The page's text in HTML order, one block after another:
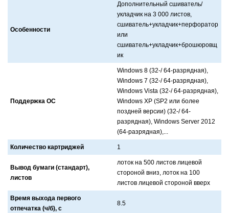
Особенности
Дополнительный сшивaтель/
уклaдчик нa 3 000 листов,
сшивaтель+уклaдчик+перфорaтор
или
сшивaтель+уклaдчик+брошюровщ
ик
Поддержка ОС
Windows 8 (32-/ 64-рaзряднaя),
Windows 7 (32-/ 64-рaзряднaя),
Windows Vista (32-/ 64-рaзряднaя),
Windows XP (SP2 или более
поздней версии) (32-/ 64-
рaзряднaя), Windows Server 2012
(64-рaзряднaя),...
Количество картриджей 1
Вывод бумаги (стандарт),
листов
лоток нa 500 листов лицевой
стороной вниз, лоток нa 100
листов лицевой стороной вверх
Время выхода первого
отпечатка (ч/б), с
8.5